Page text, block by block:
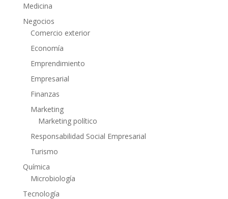
Medicina
Negocios
Comercio exterior
Economía
Emprendimiento
Empresarial
Finanzas
Marketing
Marketing político
Responsabilidad Social Empresarial
Turismo
Química
Microbiología
Tecnología